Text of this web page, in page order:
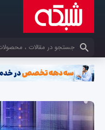
کلمات کلیدی خود را وارد کنید